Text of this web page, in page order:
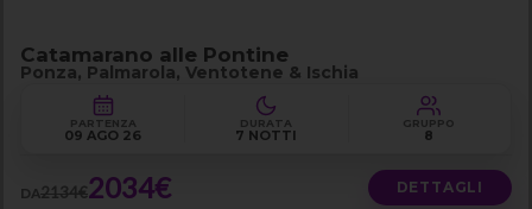
Catamarano alle Pontine
Ponza, Palmarola, Ventotene & Ischia
PARTENZA
09 AGO 26
DURATA
7 NOTTI
GRUPPO
8
DA2134€2034€ DETTAGLI